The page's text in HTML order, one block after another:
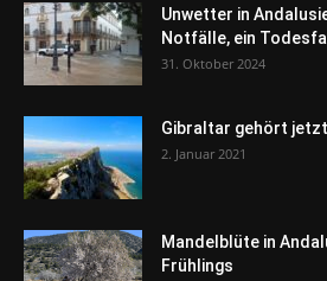
Unwetter in
Notfälle, ein
31. Oktober 2024
Gibraltar gehört
2. Januar 2021
Mandelblüte in
Frühlings